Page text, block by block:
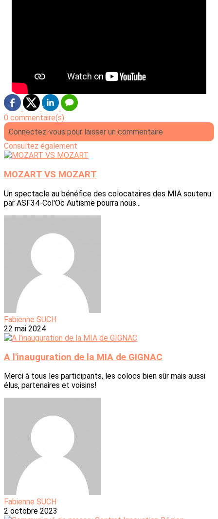
0 commentaire(s)
Connectez-vous pour laisser un commentaire
Consultez également
MOZART VS MOZART
Un spectacle au bénéfice des colocataires des MIA soutenu
par ASF34-Col'Oc Autisme pourra nous...
Fabienne SUCH
22 mai 2024
A l'inauguration de la MIA de GIGNAC
Merci à tous les participants, les colocs bien sûr mais aussi
élus, partenaires et voisins!
Fabienne SUCH
2 octobre 2023